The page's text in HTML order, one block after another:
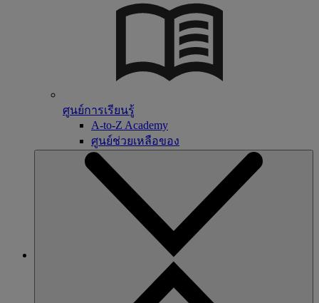
ศูนย์การเรียนรู้
A-to-Z Academy
ศูนย์ช่วยเหลือของ